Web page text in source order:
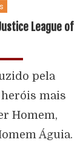
League of
pela
mais
Homem,
Águia.